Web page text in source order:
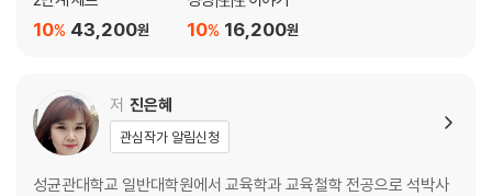
43,200원
10% 16,200원
10%
저 진은혜
관심작가 알림신청
성균관대학교 일반대학원에서 교육학과 교육철학 전공으로 석박사